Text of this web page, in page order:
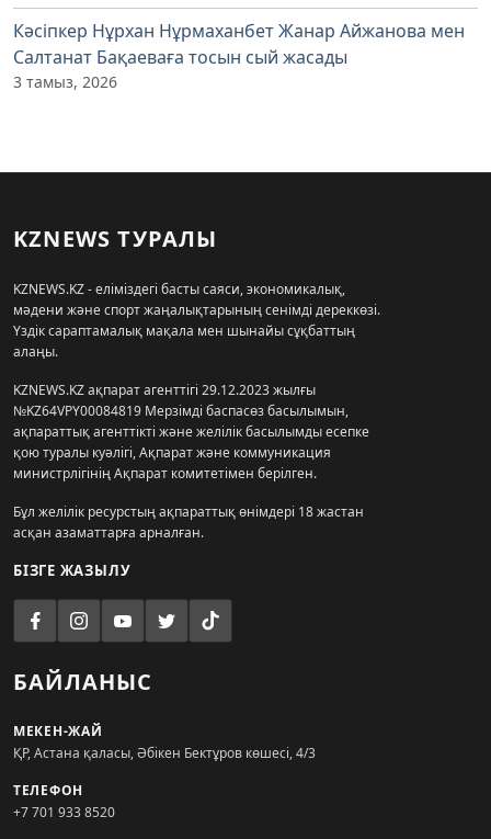
Кәсіпкер Нұрхан Нұрмаханбет Жанар Айжанова мен
Салтанат Бақаеваға тосын сый жасады
3 тамыз, 2026
KZNEWS ТУРАЛЫ
KZNEWS.KZ - еліміздегі басты саяси, экономикалық,
мәдени және спорт жаңалықтарының сенімді дереккөзі.
Үздік сараптамалық мақала мен шынайы сұқбаттың
алаңы.
KZNEWS.KZ ақпарат агенттігі 29.12.2023 жылғы
№KZ64VPY00084819 Мерзімді баспасөз басылымын,
ақпараттық агенттікті және желілік басылымды есепке
қою туралы куәлігі, Ақпарат және коммуникация
министрлігінің Ақпарат комитетімен берілген.
Бұл желілік ресурстың ақпараттық өнімдері 18 жастан
асқан азаматтарға арналған.
БІЗГЕ ЖАЗЫЛУ
БАЙЛАНЫС
МЕКЕН-ЖАЙ
ҚР, Астана қаласы, Әбікен Бектұров көшесі, 4/3
ТЕЛЕФОН
+7 701 933 8520